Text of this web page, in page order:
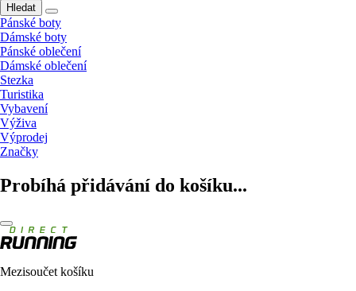
Hledat
Pánské boty
Dámské boty
Pánské oblečení
Dámské oblečení
Stezka
Turistika
Vybavení
Výživa
Výprodej
Značky
Probíhá přidávání do košíku...
Mezisoučet košíku